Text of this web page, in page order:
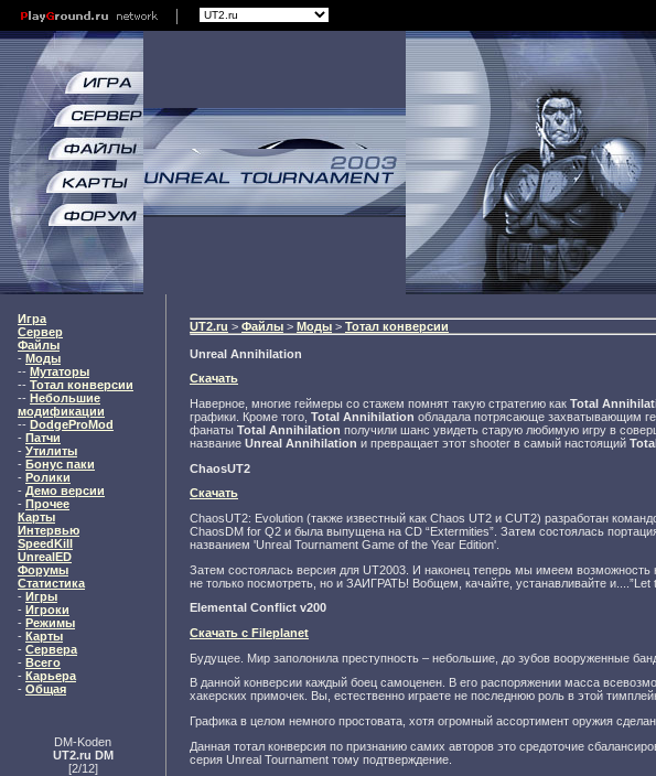
Игра
Сервер
Файлы
- Моды
-- Мутаторы
-- Тотал конверсии
-- Небольшие
модификации
-- DodgeProMod
- Патчи
- Утилиты
- Бонус паки
- Ролики
- Демо версии
- Прочее
Карты
Интервью
SpeedKill
UnrealED
Форумы
Статистика
- Игры
- Игроки
- Режимы
- Карты
- Сервера
- Всего
- Карьера
- Общая
DM-Koden
UT2.ru DM
[2/12]
UT2.ru > Файлы > Моды > Тотал конверсии
Unreal Annihilation
Скачать
Наверное, многие геймеры со стажем помнят такую стратегию как Total
графики. Кроме того, Total Annihilation обладала потрясающе захватывающим
фанаты Total Annihilation получили шанс увидеть старую любимую игру в
название Unreal Annihilation и превращает этот shooter в самый настоящий
ChaosUT2
Скачать
ChaosUT2: Evolution (также известный как Chaos UT2 и CUT2) разработан
ChaosDM for Q2 и была выпущена на CD “Extermities”. Затем состоялась
названием 'Unreal Tournament Game of the Year Edition'.
Затем состоялась версия для UT2003. И наконец теперь мы имеем возможность
не только посмотреть, но и ЗАИГРАТЬ! Вобщем, качайте, устанавливайте и....”Let
Elemental Conflict v200
Скачать с Fileplanet
Будущее. Мир заполонила преступность – небольшие, до зубов вооруженные
В данной конверсии каждый боец самоценен. В его распоряжении масса
хакерских примочек. Вы, естественно играете не последнюю роль в этой
Графика в целом немного простовата, хотя огромный ассортимент оружия
Данная тотал конверсия по признанию самих авторов это средоточие
серия Unreal Tournament тому подтверждение.